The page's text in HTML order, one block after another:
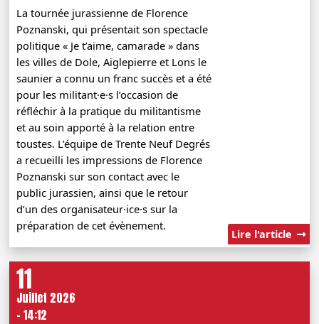
La tournée jurassienne de Florence
Poznanski, qui présentait son spectacle
politique « Je t’aime, camarade » dans
les villes de Dole, Aiglepierre et Lons le
saunier a connu un franc succès et a été
pour les militant·e·s l’occasion de
réfléchir à la pratique du militantisme
et au soin apporté à la relation entre
toustes. L’équipe de Trente Neuf Degrés
a recueilli les impressions de Florence
Poznanski sur son contact avec le
public jurassien, ainsi que le retour
d’un des organisateur·ice·s sur la
préparation de cet évènement.
Lire l'article
11
Juillet 2026
- 14:12